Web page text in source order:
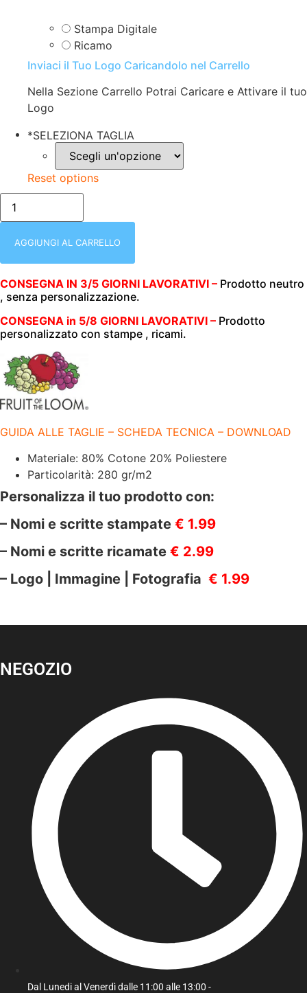
Stampa Digitale
Ricamo
Inviaci il Tuo Logo Caricandolo nel Carrello
Nella Sezione Carrello Potrai Caricare e Attivare il tuo
Logo
*SELEZIONA TAGLIA
Reset options
FELPA
UOMO
|
INTERA
FRUIT
THE
LOOM
CLASSIC
|
280
GR/M2
FR622300
HEATHER
GREY
quantità
AGGIUNGI AL CARRELLO
CONSEGNA IN 3/5 GIORNI LAVORATIVI – Prodotto neutro
, senza personalizzazione.
CONSEGNA in 5/8 GIORNI LAVORATIVI – Prodotto
personalizzato con stampe , ricami.
GUIDA ALLE TAGLIE – SCHEDA TECNICA – DOWNLOAD
Materiale: 80% Cotone 20% Poliestere
Particolarità: 280 gr/m2
Personalizza il tuo prodotto con:
– Nomi e scritte stampate € 1.99
– Nomi e scritte ricamate € 2.99
– Logo | Immagine | Fotografia € 1.99
NEGOZIO
Dal Lunedi al Venerdì dalle 11:00 alle 13:00 -